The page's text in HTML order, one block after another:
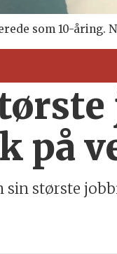
som 10-åring.
på
største